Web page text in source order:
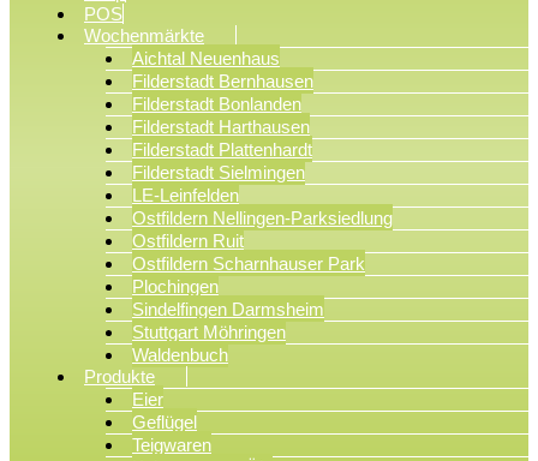
POS
Wochenmärkte
Aichtal Neuenhaus
Filderstadt Bernhausen
Filderstadt Bonlanden
Filderstadt Harthausen
Filderstadt Plattenhardt
Filderstadt Sielmingen
LE-Leinfelden
Ostfildern Nellingen-Parksiedlung
Ostfildern Ruit
Ostfildern Scharnhauser Park
Plochingen
Sindelfingen Darmsheim
Stuttgart Möhringen
Waldenbuch
Produkte
Eier
Geflügel
Teigwaren